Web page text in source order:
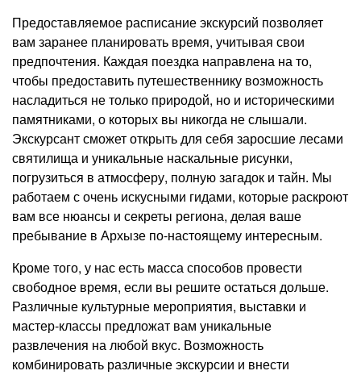
Предоставляемое расписание экскурсий позволяет
вам заранее планировать время, учитывая свои
предпочтения. Каждая поездка направлена на то,
чтобы предоставить путешественнику возможность
насладиться не только природой, но и историческими
памятниками, о которых вы никогда не слышали.
Экскурсант сможет открыть для себя заросшие лесами
святилища и уникальные наскальные рисунки,
погрузиться в атмосферу, полную загадок и тайн. Мы
работаем с очень искусными гидами, которые раскроют
вам все нюансы и секреты региона, делая ваше
пребывание в Архызе по-настоящему интересным.
Кроме того, у нас есть масса способов провести
свободное время, если вы решите остаться дольше.
Различные культурные мероприятия, выставки и
мастер-классы предложат вам уникальные
развлечения на любой вкус. Возможность
комбинировать различные экскурсии и внести